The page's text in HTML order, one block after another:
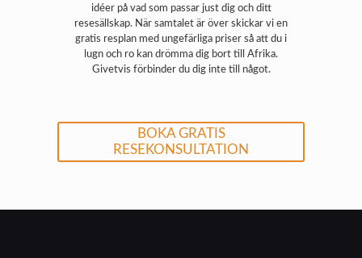
idéer på vad som passar just dig och ditt
resesällskap. När samtalet är över skickar vi en
gratis resplan med ungefärliga priser så att du i
lugn och ro kan drömma dig bort till Afrika.
Givetvis förbinder du dig inte till något.
BOKA GRATIS
RESEKONSULTATION